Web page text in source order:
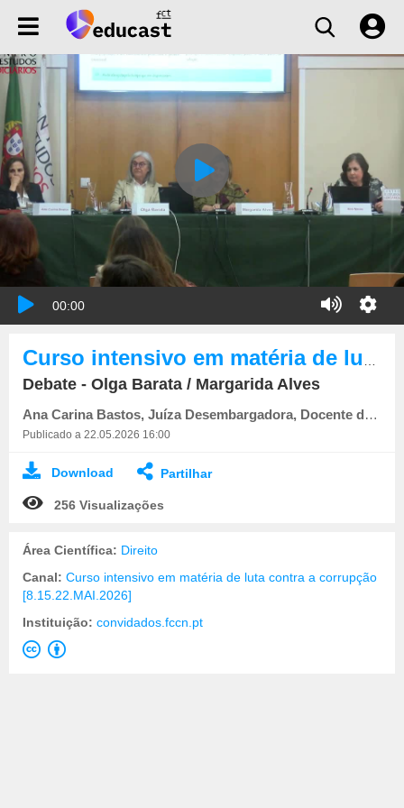
00:00
Debate - Olga Barata / Margarida Alves
Ana Carina Bastos, Juíza Desembargadora, Docente do Centro de Estudos Judiciários
Publicado a 22.05.2026 16:00
Download Partilhar
256 Visualizações
Área Científica: Direito
Canal: Curso intensivo em matéria de luta contra a corrupção
[8.15.22.MAI.2026]
Instituição: convidados.fccn.pt